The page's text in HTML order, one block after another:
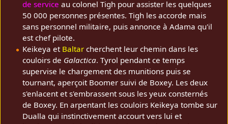
de service au colonel Tigh pour assister les quelques
50 000 personnes présentes. Tigh les accorde mais
sans personnel militaire, puis annonce à Adama qu'il
est chef pilote.
Keikeya et Baltarcherchent leur chemin dans les
couloirs de Galactica. Tyrol pendant ce temps
supervise le chargement des munitions puis se
tournant, aperçoit Boomer suivi de Boxey. Les deux
s'enlacent et s'embrassent sous les yeux consternés
de Boxey. En arpentant les couloirs Keikeya tombe sur
Dualla qui instinctivement accourt vers lui et